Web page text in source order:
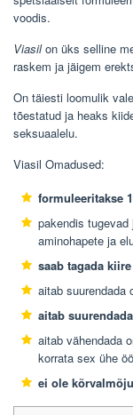
voodis.
Viasilon üks selline
raskem ja jäigem
On täiesti loomulik
tõestatud ja heaks
seksuaalelu.
Viasil Omadused:
formuleeritakse
pakendis
aminohapete ja
saab tagada
aitab suurendada
aitab
aitab vähendada
korrata sex ühe öö
ei ole